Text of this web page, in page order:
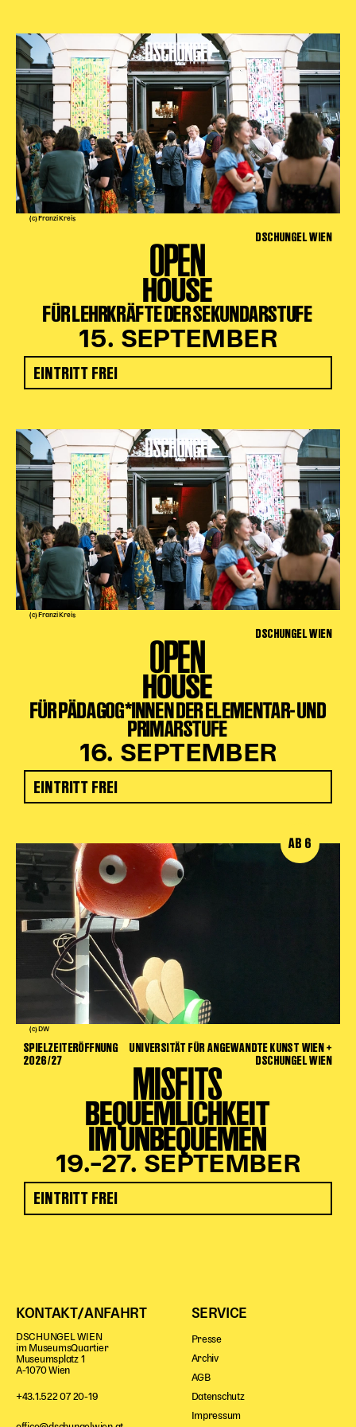
Anfahrt
Vermietung
Café
Newsletter
SPENDEN + FÖRDERN
Translate to English
SUCHE
Suchbegriffe
(c) Franzi Kreis
DSCHUNGEL WIEN
OPEN
HOUSE
FÜR LEHRKRÄFTE DER SEKUNDARSTUFE
15. SEPTEMBER
EINTRITT FREI
(c) Franzi Kreis
DSCHUNGEL WIEN
OPEN
HOUSE
FÜR PÄDAGOG*INNEN DER ELEMENTAR- UND
PRIMARSTUFE
16. SEPTEMBER
EINTRITT FREI
(c) DW
AB 6
SPIELZEITERÖFFNUNG
2026/27
UNIVERSITÄT FÜR ANGEWANDTE KUNST WIEN +
DSCHUNGEL WIEN
MISFITS
BEQUEMLICHKEIT
IM UNBEQUEMEN
19.–27. SEPTEMBER
EINTRITT FREI
KONTAKT/ANFAHRT
DSCHUNGEL WIEN
im MuseumsQuartier
Museumsplatz 1
A-1070 Wien
+43.1.522 07 20-19
SERVICE
Presse
Archiv
AGB
Datenschutz
Impressum